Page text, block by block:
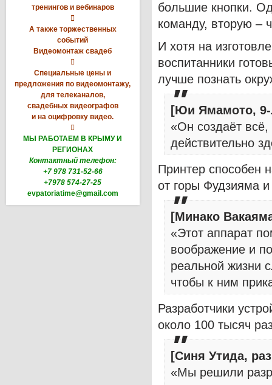
тренингов и вебинаров

А также торжественных
событий
Видеомонтаж свадеб

Специальные цены и
предложения по видеомонтажу,
для телеканалов,
свадебных видеографов
и на оцифровку видео.

МЫ РАБОТАЕМ В КРЫМУ И
РЕГИОНАХ
Контактный телефон:
+7 978 731-52-66
+7978 574-27-25
evpatoriatime@gmail.com
большие кнопки.
команду, вторую –
И хотя на
воспитанники
лучше познать
[Юи Ямамото, 9-
«Он создаёт всё,
действительно
Принтер способен
от горы Фудзияма
[Минако
«Этот аппарат
воображение и
реальной жизни
чтобы к ним
Разработчики
около 100 тысяч
[Синя Утида,
«Мы решили